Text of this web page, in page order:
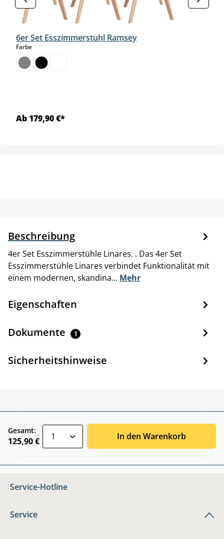
6er Set Esszimmerstuhl Ramsey
Farbeauswählen
Ab 179,90 €*
Beschreibung
4er Set Esszimmerstühle Linares. . Das 4er Set
Esszimmerstühle Linares verbindet Funktionalität mit
einem modernen, skandina… Mehr
Eigenschaften
Dokumente 1
Sicherheitshinweise
Gesamt:
125,90 € In den Warenkorb
Service-Hotline
Service